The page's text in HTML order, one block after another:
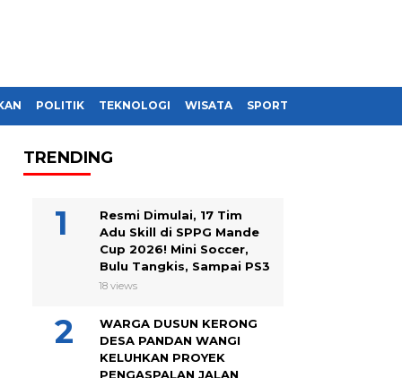
POLITIK TEKNOLOGI WISATA SPORT
TRENDING
Resmi Dimulai, 17 Tim
Adu Skill di SPPG Mande
Cup 2026! Mini Soccer,
Bulu Tangkis, Sampai PS3
18 views
WARGA DUSUN KERONG
DESA PANDAN WANGI
KELUHKAN PROYEK
PENGASPALAN JALAN